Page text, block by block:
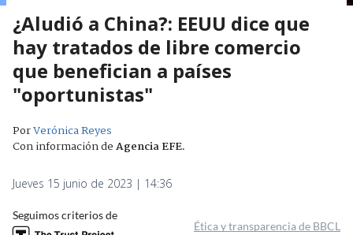
¿Aludió a China?: EEUU dice que
hay tratados de libre comercio
que benefician a países
"oportunistas"
PorVerónica Reyes
Con información deAgencia EFE.
Jueves 15 junio de 2023 | 14:36
Seguimos criterios de
Ética y transparencia de BBCL